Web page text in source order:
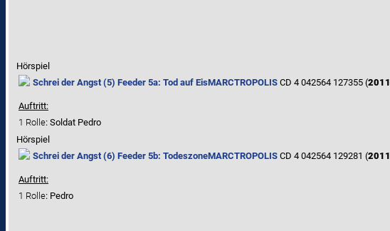
Hörspiel
Schrei der Angst (5) Feeder 5a: Tod auf EisMARCTROPOLIS CD 4 042564 127355 (2011
Auftritt:
1 Rolle: Soldat Pedro
Hörspiel
Schrei der Angst (6) Feeder 5b: TodeszoneMARCTROPOLIS CD 4 042564 129281 (2011
Auftritt:
1 Rolle: Pedro